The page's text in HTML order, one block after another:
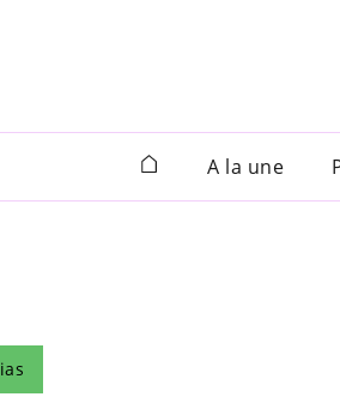
A la une